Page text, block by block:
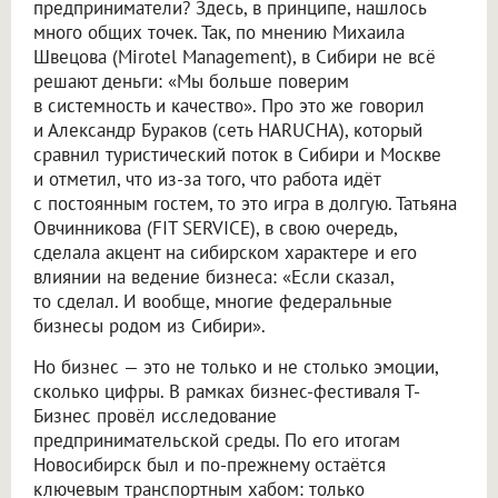
предприниматели? Здесь, в принципе, нашлось
много общих точек. Так, по мнению Михаила
Швецова (Mirotel Management), в Сибири не всё
решают деньги: «Мы больше поверим
в системность и качество». Про это же говорил
и Александр Бураков (сеть HARUCHA), который
сравнил туристический поток в Сибири и Москве
и отметил, что из-за того, что работа идёт
с постоянным гостем, то это игра в долгую. Татьяна
Овчинникова (FIT SERVICE), в свою очередь,
сделала акцент на сибирском характере и его
влиянии на ведение бизнеса: «Если сказал,
то сделал. И вообще, многие федеральные
бизнесы родом из Сибири».
Но бизнес — это не только и не столько эмоции,
сколько цифры. В рамках бизнес-фестиваля Т-
Бизнес провёл исследование
предпринимательской среды. По его итогам
Новосибирск был и по-прежнему остаётся
ключевым транспортным хабом: только